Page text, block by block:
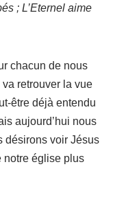
; L’Eternel aime
chacun de nous
retrouver la vue
être déjà entendu
aujourd’hui nous
désirons voir Jésus
notre église plus